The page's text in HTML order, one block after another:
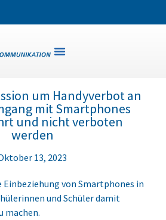
öffnen
um Handyverbot an
mit Smartphones
und nicht verboten
werden
13, 2023
Einbeziehung von Smartphones in
und Schüler damit
machen.